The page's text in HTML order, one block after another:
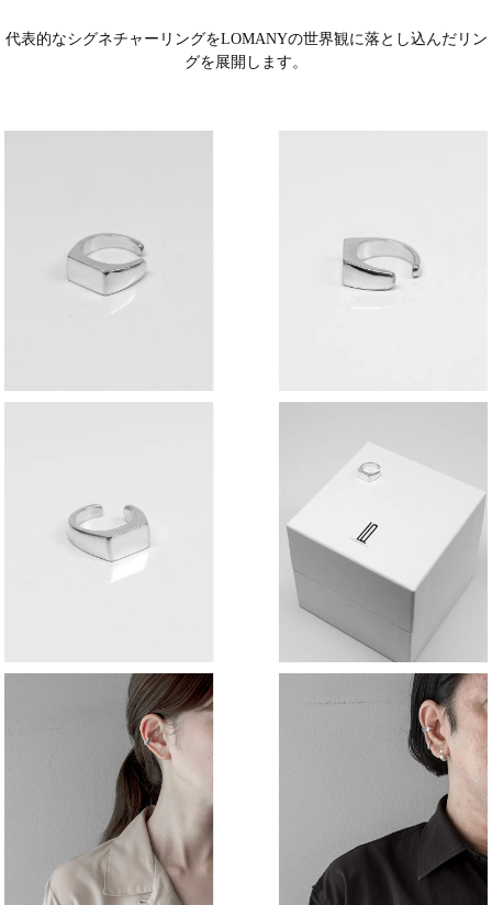
代表的なシグネチャーリングをLOMANYの世界観に落とし込んだリン
グを展開します。